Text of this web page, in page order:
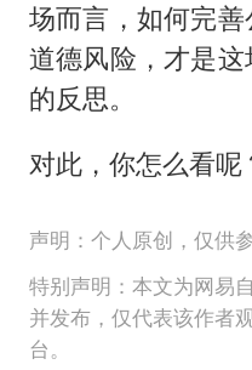
场而言，如何完
道德风险，才是
的反思。
对此，你怎么看呢
声明：个人原创，仅供
特别声明：本文为网易
并发布，仅代表该作者
台。